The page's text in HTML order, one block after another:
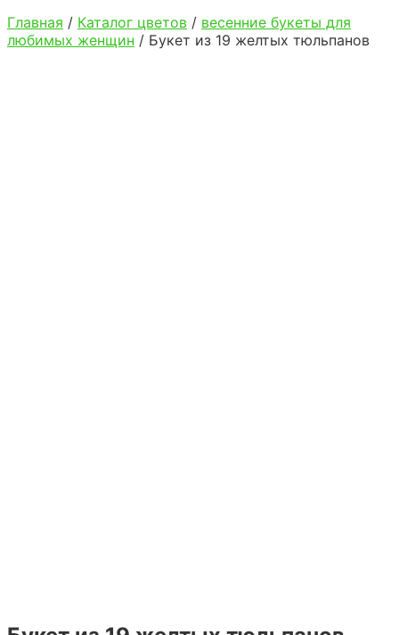
Главная / Каталог цветов / весенние букеты для
любимых женщин / Букет из 19 желтых тюльпанов